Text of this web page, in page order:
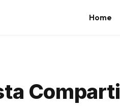
Home